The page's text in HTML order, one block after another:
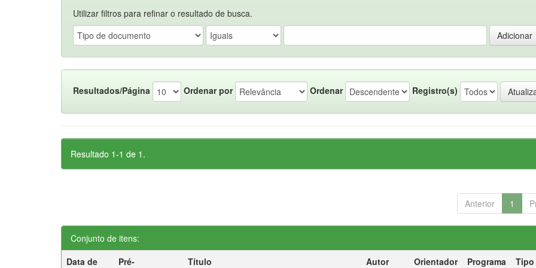
Utilizar filtros para refinar o resultado de busca.
Resultados/Página Ordenar por Ordenar Registro(s)
Resultado 1-1 de 1.
Anterior 1
Conjunto de itens:
Data de
Pré-
Título Autor Orientador Programa
Tipo